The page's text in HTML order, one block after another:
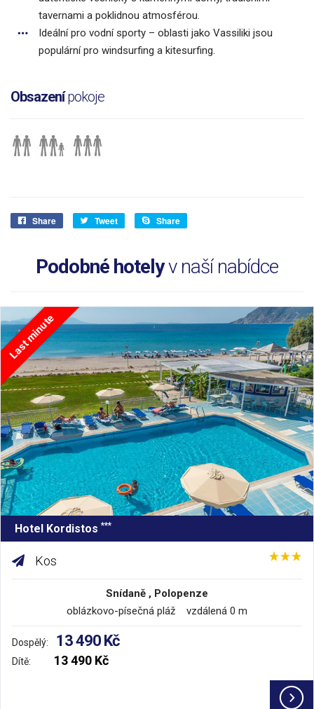
tavernami a poklidnou atmosférou.
Ideální pro vodní sporty – oblasti jako Vassiliki jsou
populární pro windsurfing a kitesurfing.
Obsazenípokoje
Share Tweet Share
Podobné hotelyv naší nabídce
Last minute
Hotel Kordistos ***
Kos
Snídaně , Polopenze
oblázkovo-písečná pláž vzdálená 0 m
Dospělý: 13 490 Kč
Dítě: 13 490 Kč